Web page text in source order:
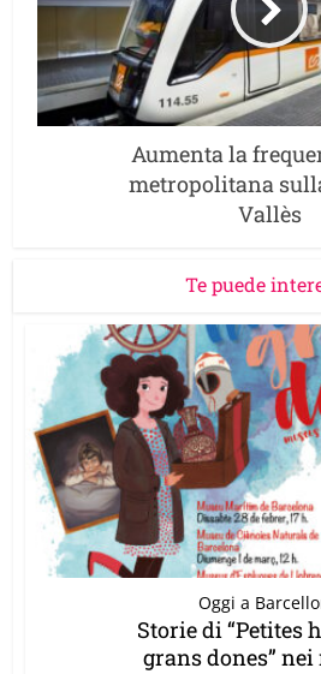
Aumenta la
metropolitana
Vallès
Te puede
Oggi a
Storie di “Petites
grans dones” nei